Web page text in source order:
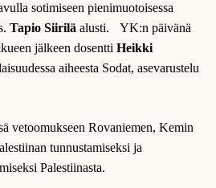
sotimiseen pienimuotoisessa
Tapio Siirilä alusti. YK:n päivänä
jälkeen dosentti Heikki
aiheesta Sodat, asevarustelu
vetoomukseen Rovaniemen, Kemin
tunnustamiseksi ja
Palestiinasta.